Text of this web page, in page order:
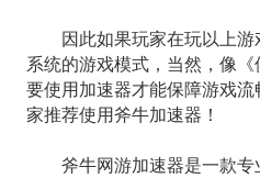
因此如果玩家在玩以上
系统的游戏模式，当然，像
要使用加速器才能保障游戏
家推荐使用斧牛加速器！
斧牛网游加速器是一款